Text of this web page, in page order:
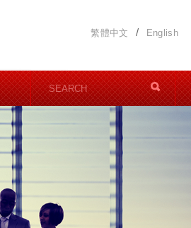
繁體中文 English